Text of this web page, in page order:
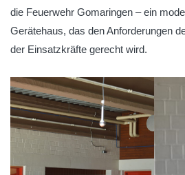
die Feuerwehr Gomaringen – ein
Gerätehaus, das den Anforderungen
der Einsatzkräfte gerecht wird.